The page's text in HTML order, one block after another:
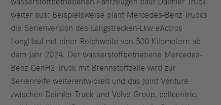
wasserstoffbetriebenen Fahrzeugen baut Daimler Truck
weiter aus: Beispielsweise plant Mercedes-Benz Trucks
die Serienversion des Langstrecken-Lkw eActros
LongHaul mit einer Reichweite von 500 Kilometern ab
dem Jahr 2024. Der wasserstoffbetriebene Mercedes-
Benz GenH2 Truck mit Brennstoffzelle wird zur
Serienreife weiterentwickelt und das Joint Venture
zwischen Daimler Truck und Volvo Group, cellcentric,